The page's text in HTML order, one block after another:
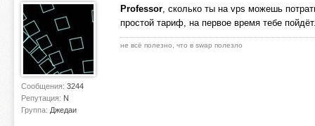
Сообщения: 3244
Репутация: N
Группа: Джедаи
Professor, сколько ты на vps можешь
простой тариф, на первое время тебе
не всё полезно, что в swap полезло